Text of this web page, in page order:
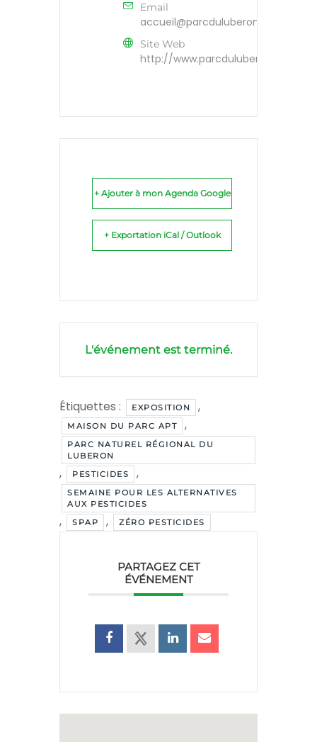
Email
accueil@parcduluberon.fr
Site Web
http://www.parcduluberon.fr
+ Ajouter à mon Agenda Google
+ Exportation iCal / Outlook
L'événement est terminé.
Étiquettes : EXPOSITION ,
MAISON DU PARC APT ,
PARC NATUREL RÉGIONAL DU
LUBERON
, PESTICIDES ,
SEMAINE POUR LES ALTERNATIVES
AUX PESTICIDES
, SPAP , ZÉRO PESTICIDES
PARTAGEZ CET
ÉVÉNEMENT